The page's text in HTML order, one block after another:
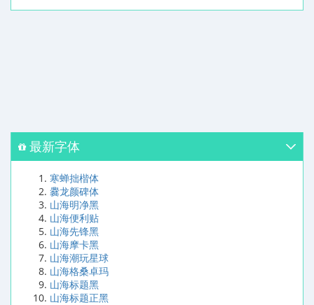
最新字体
寒蝉拙楷体
爨龙颜碑体
山海明净黑
山海便利贴
山海先锋黑
山海摩卡黑
山海潮玩星球
山海格桑卓玛
山海标题黑
山海标题正黑